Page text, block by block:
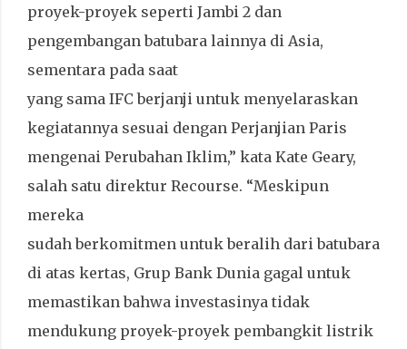
proyek-proyek seperti Jambi 2 dan
pengembangan batubara lainnya di Asia,
sementara pada saat
yang sama IFC berjanji untuk menyelaraskan
kegiatannya sesuai dengan Perjanjian Paris
mengenai Perubahan Iklim,” kata Kate Geary,
salah satu direktur Recourse. “Meskipun
mereka
sudah berkomitmen untuk beralih dari batubara
di atas kertas, Grup Bank Dunia gagal untuk
memastikan bahwa investasinya tidak
mendukung proyek-proyek pembangkit listrik